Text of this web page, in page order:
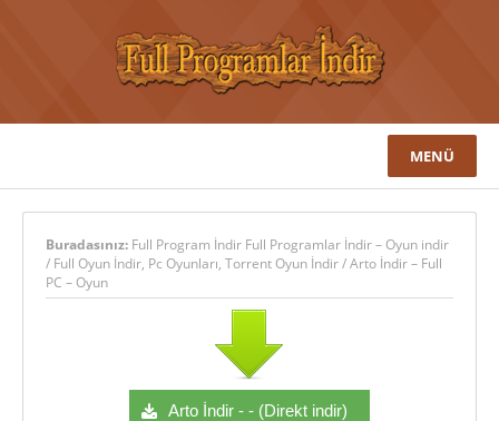
MENÜ
Buradasınız: Full Program İndir Full Programlar İndir – Oyun indir
/ Full Oyun İndir, Pc Oyunları, Torrent Oyun İndir/Arto İndir – Full
PC – Oyun
Arto İndir - - (Direkt indir)